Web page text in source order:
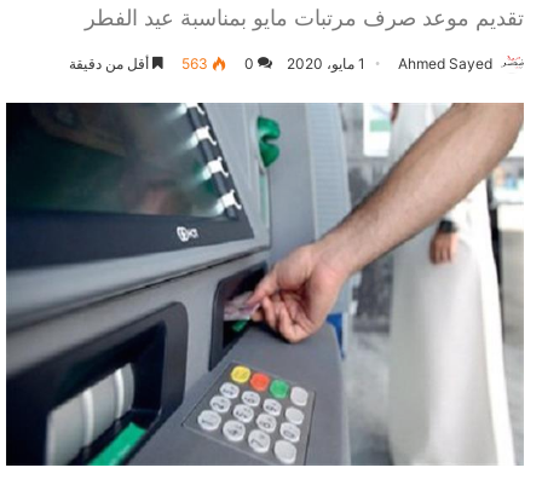
تقديم موعد صرف مرتبات مايو بمناسبة عيد الفطر
Ahmed Sayed 1 مايو، 2020 0
563 أقل من دقيقة